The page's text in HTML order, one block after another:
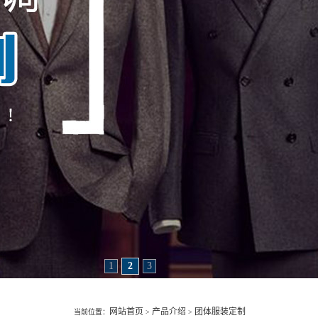
1 2 3
当前位置： 网站首页 > 产品介绍 > 团体服装定制